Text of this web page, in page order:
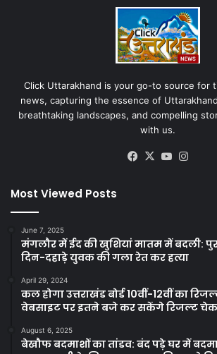
Click Uttarakhand is your go-to source for
news, capturing the essence of
breathtaking landscapes, and compelling
with us.
Facebook
X YouTube
Most Viewed Posts
June 7, 2025
मंगलौर में ईद की खुशियां मातम में बदली:
दिन-दहाड़े युवक की गला रेत कर हत्या
April 29, 2024
कल होगा उत्तराखंड बोर्ड 10वीं-12वीं का
वेबसाइट पर इतने बजे कर सकेंगे रिजल्ट चेक
August 6, 2025
बेखौफ बदमाशों का तांडव: बंद पड़े घर में